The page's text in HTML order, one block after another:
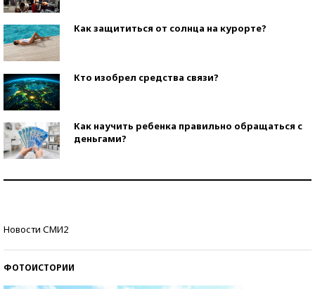
Как защититься от солнца на курорте?
Кто изобрел средства связи?
Как научить ребенка правильно обращаться с
деньгами?
Новости СМИ2
ФОТОИСТОРИИ